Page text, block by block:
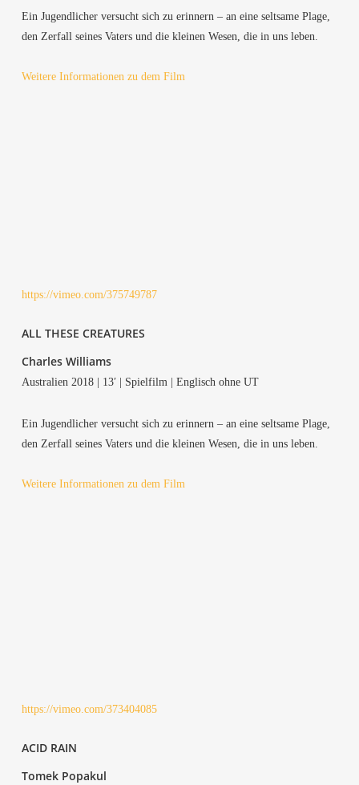
Ein Jugend­li­cher ver­sucht sich zu erin­nern – an eine selt­sa­me Pla­ge,
den Zer­fall sei­nes Vaters und die klei­nen Wesen, die in uns leben.
Wei­te­re Infor­ma­tio­nen zu dem Film
https://vimeo.com/375749787
ALL THE­SE CREATURES
Charles Wil­liams
Aus­tra­li­en 2018 | 13′ | Spiel­film | Eng­lisch ohne UT
Ein Jugend­li­cher ver­sucht sich zu erin­nern – an eine selt­sa­me Pla­ge,
den Zer­fall sei­nes Vaters und die klei­nen Wesen, die in uns leben.
Wei­te­re Infor­ma­tio­nen zu dem Film
https://vimeo.com/373404085
ACID RAIN
Tomek Pop­akul